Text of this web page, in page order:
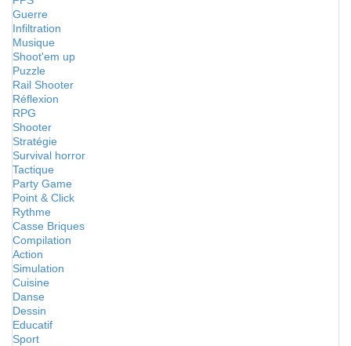
Guerre
Infiltration
Musique
Shoot'em up
Puzzle
Rail Shooter
Réflexion
RPG
Shooter
Stratégie
Survival horror
Tactique
Party Game
Point & Click
Rythme
Casse Briques
Compilation
Action
Simulation
Cuisine
Danse
Dessin
Educatif
Sport